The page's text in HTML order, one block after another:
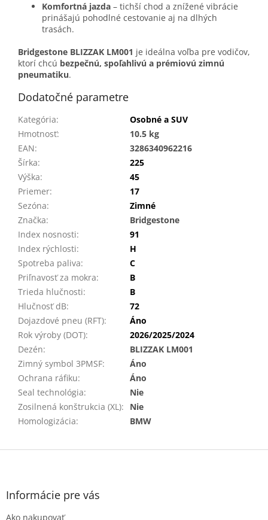
Komfortná jazda – tichší chod a znížené vibrácie
prinášajú pohodlné cestovanie aj na dlhých
trasách.
Bridgestone BLIZZAK LM001 je ideálna voľba pre vodičov,
ktorí chcú bezpečnú, spoľahlivú a prémiovú zimnú
pneumatiku.
Dodatočné parametre
Kategória:
Osobné a SUV
Hmotnosť:
10.5 kg
EAN:
3286340962216
Šírka:
225
Výška:
45
Priemer:
17
Sezóna:
Zimné
Značka:
Bridgestone
Index nosnosti:
91
Index rýchlosti:
H
Spotreba paliva:
C
Priľnavosť za mokra:
B
Trieda hlučnosti:
B
Hlučnosť dB:
72
Dojazdové pneu (RFT):
Áno
Rok výroby (DOT):
2026/2025/2024
Dezén:
BLIZZAK LM001
Zimný symbol 3PMSF:
Áno
Ochrana ráfiku:
Áno
Seal technológia:
Nie
Zosilnená konštrukcia (XL):
Nie
Homologizácia: BMW
Z
Informácie pre vás
Ako nakupovať